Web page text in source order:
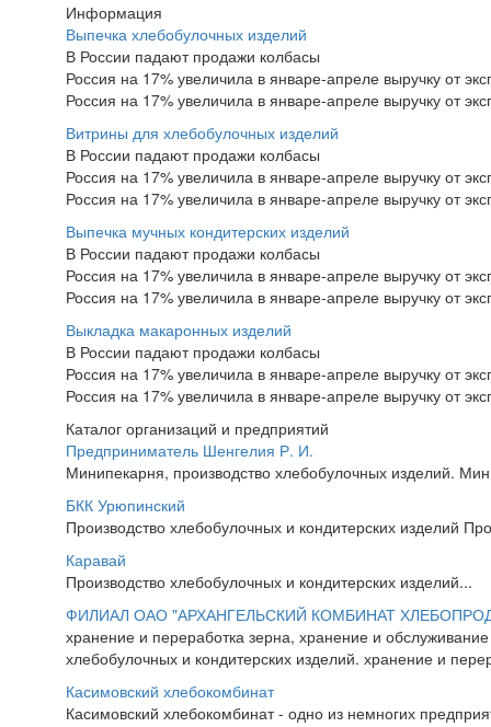
Информация
Выпечка хлебобулочных изделий
В России падают продажи колбасы
Россия на 17% увеличила в январе-апреле выручку от
Россия на 17% увеличила в январе-апреле выручку от
Витрины для хлебобулочных изделий
В России падают продажи колбасы
Россия на 17% увеличила в январе-апреле выручку от
Россия на 17% увеличила в январе-апреле выручку от
Выпечка мучных кондитерских изделий
В России падают продажи колбасы
Россия на 17% увеличила в январе-апреле выручку от
Россия на 17% увеличила в январе-апреле выручку от
Выкладка макаронных изделий
В России падают продажи колбасы
Россия на 17% увеличила в январе-апреле выручку от
Россия на 17% увеличила в январе-апреле выручку от
Каталог организаций и предприятий
Предприниматель Шенгелия Р. И.
Минипекарня, производство хлебобулочных изделий.
БКК Урюпинский
Производство хлебобулочных и кондитерских изделий
Каравай
Производство хлебобулочных и кондитерских изделий...
ФИЛИАЛ ОАО "АРХАНГЕЛЬСКИЙ КОМБИНАТ
хранение и переработка зерна, хранение и
хлебобулочных и кондитерских изделий. хранение и
Касимовский хлебокомбинат
Касимовский хлебокомбинат - одно из немногих